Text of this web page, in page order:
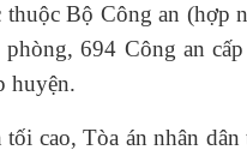
Bộ Công an (hợp
694 Công an
huyện.
cao, Tòa án nhân dân